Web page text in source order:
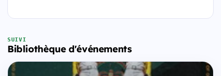
SUIVI
Bibliothèque d'événements